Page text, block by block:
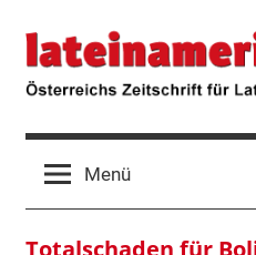
Inhalt
springen
anders
Österreichs
Zeitschrift
für
und
die
Karibik
Menü